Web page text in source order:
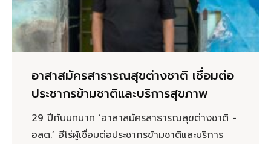
อาสาสมัครสาธารณสุขต่างชาติ เชื่อมต่อ
ประชากรข้ามชาติและบริการสุขภาพ
29 ปีกับบทบาท ‘อาสาสมัครสาธารณสุขต่างชาติ -
อสต.’ ฮีโร่ผู้เชื่อมต่อประชากรข้ามชาติและบริการ